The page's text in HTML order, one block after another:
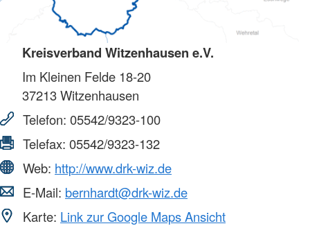
Kreisverband Witzenhausen e.V.
Im Kleinen Felde 18-20
37213Witzenhausen
Telefon: 05542/9323-100
Telefax: 05542/9323-132
Web: http://www.drk-wiz.de
E-Mail: bernhardt@drk-wiz.de
Karte: Link zur Google Maps Ansicht